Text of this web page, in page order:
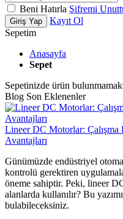
Beni Hatırla Şifremi
Giriş Yap
Kayıt Ol
Sepetim
Anasayfa
Sepet
Sepetinizde ürün
Blog Son Eklenenler
Lineer DC Motorlar: Çalışma
Avantajları
Günümüzde endüstriyel
kontrolü gerektiren
öneme sahiptir. Peki, lineer
alanlarda kullanılır? Bu
bulabileceksiniz.